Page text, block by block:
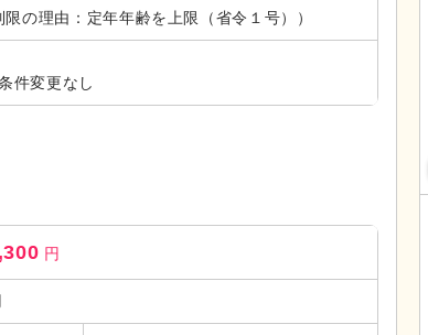
の理由：定年年齢を上限（省令１号））
件変更なし
円